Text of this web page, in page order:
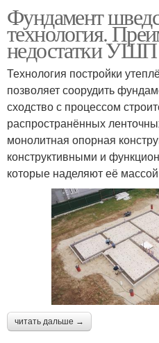
Фундамент
технология.
недостатки УШП
Технология постройки
позволяет соорудить
сходство с процессом
распространённых
монолитная опорная
конструктивными и
которые наделяют её
читать дальше →